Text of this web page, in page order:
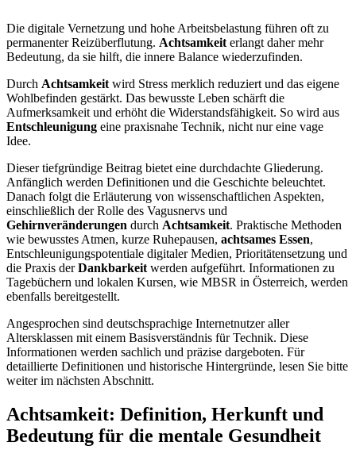
Die digitale Vernetzung und hohe Arbeitsbelastung führen oft zu
permanenter Reizüberflutung. Achtsamkeit erlangt daher mehr
Bedeutung, da sie hilft, die innere Balance wiederzufinden.
Durch Achtsamkeit wird Stress merklich reduziert und das eigene
Wohlbefinden gestärkt. Das bewusste Leben schärft die
Aufmerksamkeit und erhöht die Widerstandsfähigkeit. So wird aus
Entschleunigung eine praxisnahe Technik, nicht nur eine vage
Idee.
Dieser tiefgründige Beitrag bietet eine durchdachte Gliederung.
Anfänglich werden Definitionen und die Geschichte beleuchtet.
Danach folgt die Erläuterung von wissenschaftlichen Aspekten,
einschließlich der Rolle des Vagusnervs und
Gehirnveränderungen durch Achtsamkeit. Praktische Methoden
wie bewusstes Atmen, kurze Ruhepausen, achtsames Essen,
Entschleunigungspotentiale digitaler Medien, Prioritätensetzung und
die Praxis derDankbarkeit werden aufgeführt. Informationen zu
Tagebüchern und lokalen Kursen, wie MBSR in Österreich, werden
ebenfalls bereitgestellt.
Angesprochen sind deutschsprachige Internetnutzer aller
Altersklassen mit einem Basisverständnis für Technik. Diese
Informationen werden sachlich und präzise dargeboten. Für
detaillierte Definitionen und historische Hintergründe, lesen Sie bitte
weiter im nächsten Abschnitt.
Achtsamkeit: Definition, Herkunft und
Bedeutung für die mentale Gesundheit